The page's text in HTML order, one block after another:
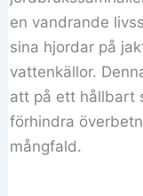
en vandrande
sina hjordar på
vattenkällor.
att på ett hållbart
förhindra
mångfald.